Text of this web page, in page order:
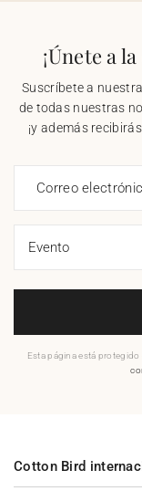
¡Únete a
Suscríbete a
de todas nuestras
¡y además
Correo
Esta página está
Cotton Bird